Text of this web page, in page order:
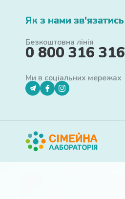
Як з нами зв'язатись
Безкоштовна лінія
0 800 316 316
Ми в соціальних мережах